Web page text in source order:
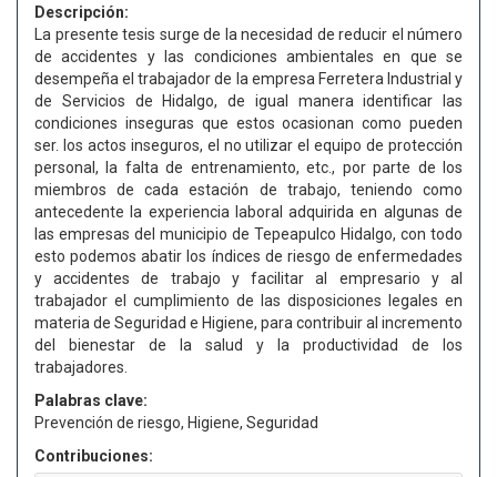
Descripción:
La presente tesis surge de la necesidad de reducir el número
de accidentes y las condiciones ambientales en que se
desempeña el trabajador de la empresa Ferretera Industrial y
de Servicios de Hidalgo, de igual manera identificar las
condiciones inseguras que estos ocasionan como pueden
ser. los actos inseguros, el no utilizar el equipo de protección
personal, la falta de entrenamiento, etc., por parte de los
miembros de cada estación de trabajo, teniendo como
antecedente la experiencia laboral adquirida en algunas de
las empresas del municipio de Tepeapulco Hidalgo, con todo
esto podemos abatir los índices de riesgo de enfermedades
y accidentes de trabajo y facilitar al empresario y al
trabajador el cumplimiento de las disposiciones legales en
materia de Seguridad e Higiene, para contribuir al incremento
del bienestar de la salud y la productividad de los
trabajadores.
Palabras clave:
Prevención de riesgo, Higiene, Seguridad
Contribuciones: